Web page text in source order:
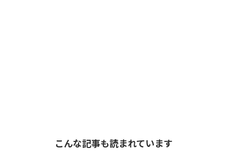
こんな記事も読まれています